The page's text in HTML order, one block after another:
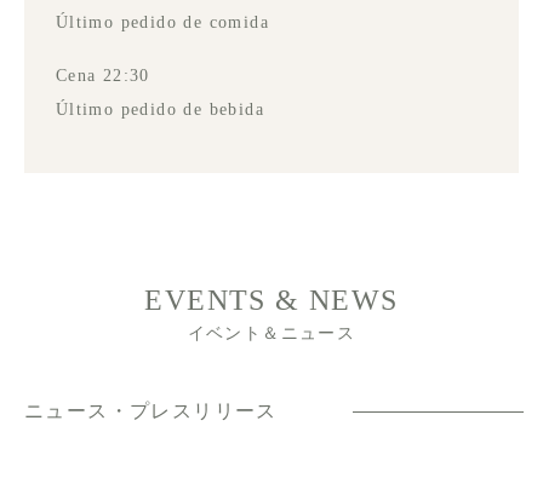
Último pedido de comida
Cena 22:30
Último pedido de bebida
EVENTS & NEWS
イベント＆ニュース
ニュース・プレスリリース